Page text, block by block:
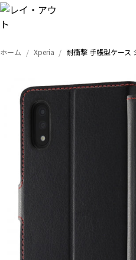
トップ
Xperia
ホーム Xperia 耐衝撃 手帳型ケース